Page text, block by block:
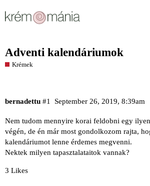
Adventi kalendáriumok
Krémek
bernadettu September 26, 2019, 8:39am
#1
Nem tudom mennyire korai feldobni egy
végén, de én már most gondolkozom rajta,
kalendáriumot lenne érdemes megvenni.
Nektek milyen tapasztalataitok vannak?
3 Likes